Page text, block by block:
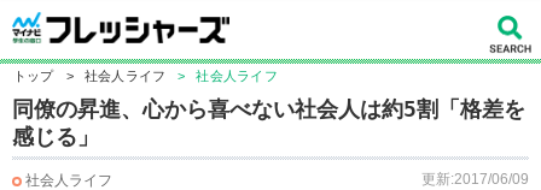
トップ > 社会人ライフ > 社会人ライフ
同僚の昇進、心から喜べない社会人は約5割「格差を
感じる」
社会人ライフ 更新:2017/06/09